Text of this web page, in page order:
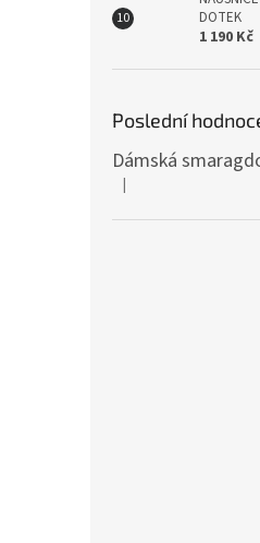
DOTEK
1 190 Kč
Poslední
Hodnocení produktu
|